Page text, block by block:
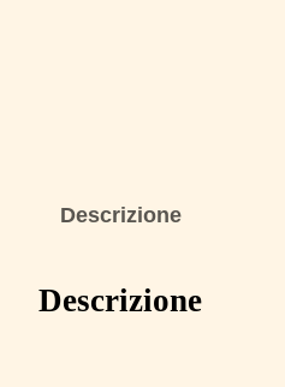
Descrizione
Descrizione